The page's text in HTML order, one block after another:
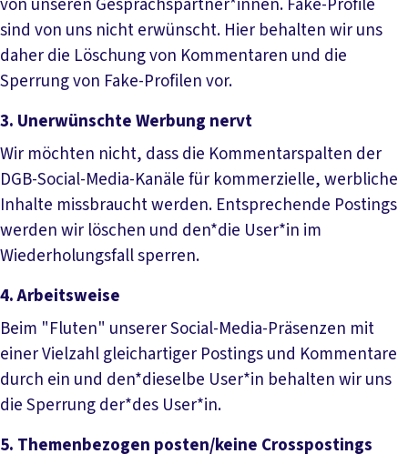
von unseren Gesprächspartner*innen. Fake-Profile
sind von uns nicht erwünscht. Hier behalten wir uns
daher die Löschung von Kommentaren und die
Sperrung von Fake-Profilen vor.
3. Unerwünschte Werbung nervt
Wir möchten nicht, dass die Kommentarspalten der
DGB-Social-Media-Kanäle für kommerzielle, werbliche
Inhalte missbraucht werden. Entsprechende Postings
werden wir löschen und den*die User*in im
Wiederholungsfall sperren.
4. Arbeitsweise
Beim "Fluten" unserer Social-Media-Präsenzen mit
einer Vielzahl gleichartiger Postings und Kommentare
durch ein und den*dieselbe User*in behalten wir uns
die Sperrung der*des User*in.
5. Themenbezogen posten/keine Crosspostings